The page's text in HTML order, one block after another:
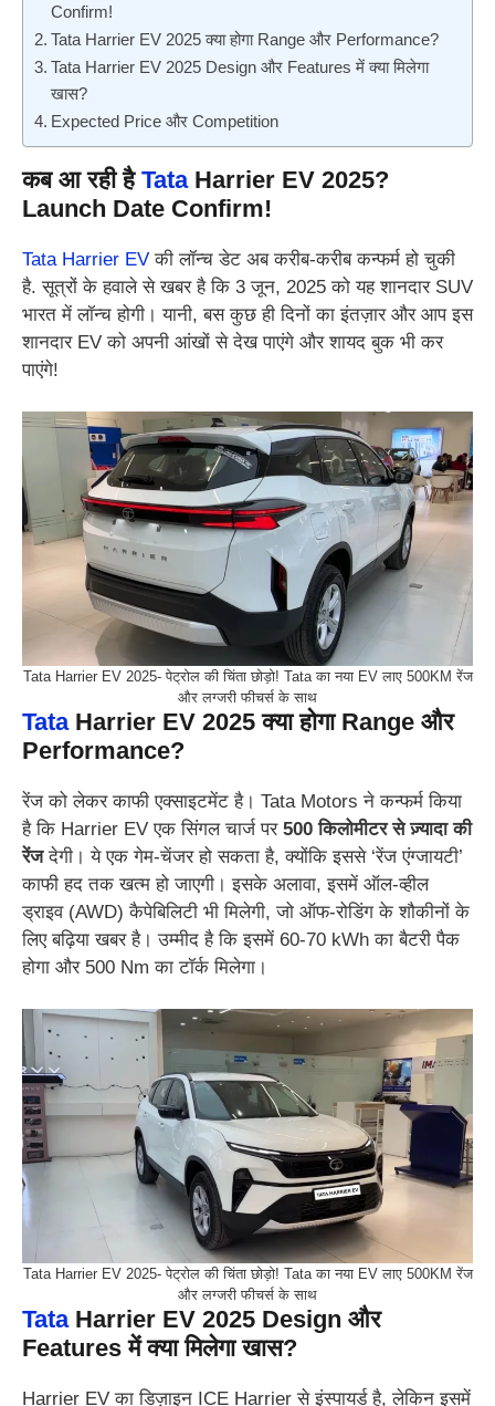
Confirm!
Tata Harrier EV 2025 क्या होगा Range और Performance?
Tata Harrier EV 2025 Design और Features में क्या मिलेगा
खास?
Expected Price और Competition
कब आ रही है TataHarrier EV 2025?
Launch Date Confirm!
Tata Harrier EV की लॉन्च डेट अब करीब-करीब कन्फर्म हो चुकी
है. सूत्रों के हवाले से खबर है कि 3 जून, 2025 को यह शानदार SUV
भारत में लॉन्च होगी। यानी, बस कुछ ही दिनों का इंतज़ार और आप इस
शानदार EV को अपनी आंखों से देख पाएंगे और शायद बुक भी कर
पाएंगे!
Tata Harrier EV 2025- पेट्रोल की चिंता छोड़ो! Tata का नया EV लाए 500KM रेंज
और लग्जरी फीचर्स के साथ
TataHarrier EV 2025 क्या होगा Range और
Performance?
रेंज को लेकर काफी एक्साइटमेंट है। Tata Motors ने कन्फर्म किया
है कि Harrier EV एक सिंगल चार्ज पर 500 किलोमीटर से ज़्यादा की
रेंजदेगी। ये एक गेम-चेंजर हो सकता है, क्योंकि इससे ‘रेंज एंग्जायटी’
काफी हद तक खत्म हो जाएगी। इसके अलावा, इसमें ऑल-व्हील
ड्राइव (AWD) कैपेबिलिटी भी मिलेगी, जो ऑफ-रोडिंग के शौकीनों के
लिए बढ़िया खबर है। उम्मीद है कि इसमें 60-70 kWh का बैटरी पैक
होगा और 500 Nm का टॉर्क मिलेगा।
Tata Harrier EV 2025- पेट्रोल की चिंता छोड़ो! Tata का नया EV लाए 500KM रेंज
और लग्जरी फीचर्स के साथ
TataHarrier EV 2025 Design और
Features में क्या मिलेगा खास?
Harrier EV का डिज़ाइन ICE Harrier से इंस्पायर्ड है, लेकिन इसमें